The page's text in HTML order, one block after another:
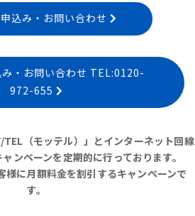
込み・お問い合わせ
み・お問い合わせ TEL:0120-
972-655
（モッテル）」とインターネット回線
ンペーンを定期的に行っております。
様に月額料金を割引するキャンペーンで
す。